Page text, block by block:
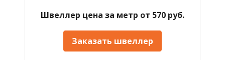
Швеллер цена за метр от 570 руб.
Заказать швеллер